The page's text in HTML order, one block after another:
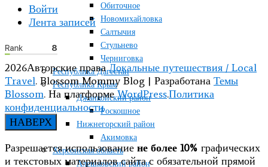
Обиточное
Новомихайловка
Салтычия
Стульнево
Черниговка
Республика Дагестан
Республика Крым
Джанкойский район
Роскошное
Нижнегорский район
Акимовка
Херсонская область
Алешковский район
Войти
Лента записей
2026Авторские праваЛокальные путешествия / Local
Travel. Blossom Mommy Blog | Разработана Темы
Blossom. На платформеWordPress.Политика
конфиденциальности
НАВЕРХ
Разрешается использование не более 10% графических
и текстовых материалов сайта с обязательной прямой